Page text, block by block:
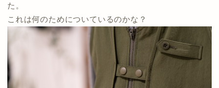
た。
これは何のためについているのかな？